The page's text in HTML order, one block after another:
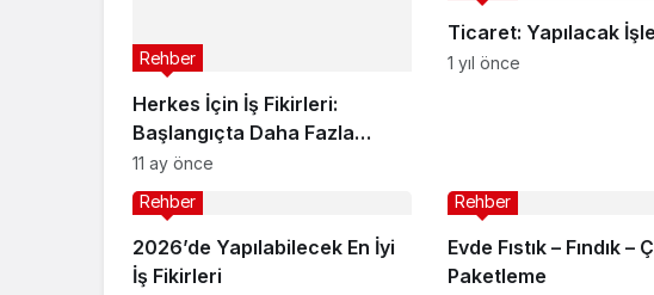
Herkes İçin İş Fikirleri:
Başlangıçta Daha Fazla
Kazanmak İçin Yapılması
Gerekenler
Rehber
11 ay önce
Ticaret: Yapılacak
1 yıl önce
2026’de Yapılabilecek En İyi
İş Fikirleri
Rehber
Evde Fıstık – Fındık –
Paketleme
Rehber